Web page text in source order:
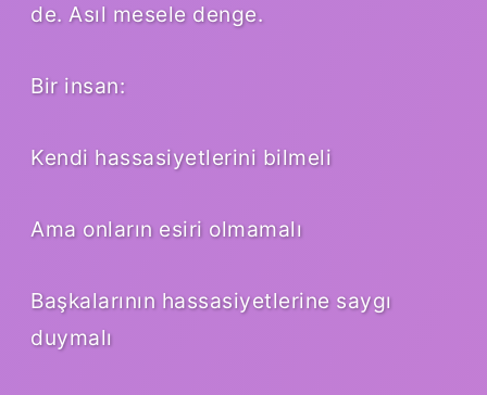
de. Asıl mesele denge.
Bir insan:
Kendi hassasiyetlerini bilmeli
Ama onların esiri olmamalı
Başkalarının hassasiyetlerine saygı
duymalı